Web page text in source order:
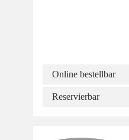
Online bestellbar
Reservierbar